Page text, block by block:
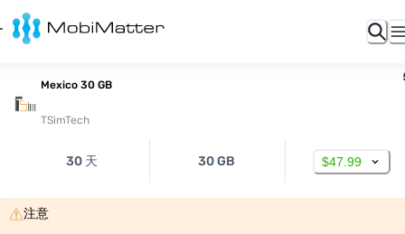
Mexico 30 GB
TSimTech
30 天 30 GB $47.99
注意